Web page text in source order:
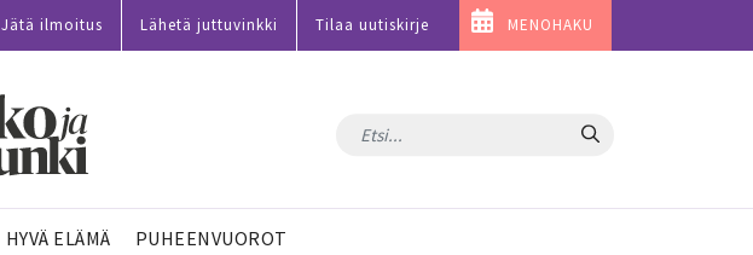
Jätä ilmoitus Lähetä juttuvinkki Tilaa uutiskirje MENOHAKU
Hae
HYVÄ ELÄMÄ PUHEENVUOROT